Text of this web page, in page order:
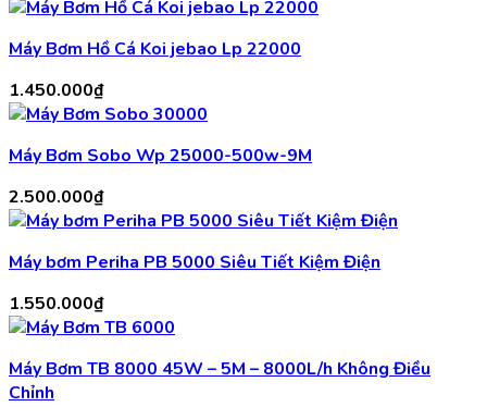
Máy Bơm Hồ Cá Koi jebao Lp 22000
1.450.000₫
Máy Bơm Sobo Wp 25000-500w-9M
2.500.000₫
Máy bơm Periha PB 5000 Siêu Tiết Kiệm Điện
1.550.000₫
Máy Bơm TB 8000 45W – 5M – 8000L/h Không Điều
Chỉnh